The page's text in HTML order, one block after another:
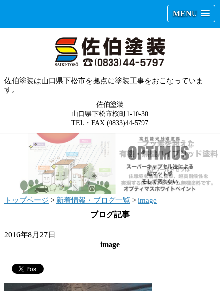
MENU
佐伯塗装は山口県下松市を拠点に塗装工事をおこなっていま
す。
佐伯塗装
山口県下松市桜町1-10-30
TEL・FAX (0833)44-5797
トップページ > 新着情報・ブログ一覧> image
ブログ記事
2016年8月27日
image